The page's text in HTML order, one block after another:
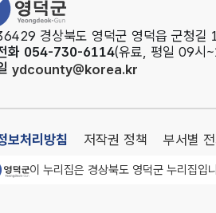
경상북도 영덕군 영덕읍 군청
화 054-730-6114(유료, 평일 09시
ydcounty@korea.kr
보처리방침 저작권 정책 부서별
군청 로고
이 누리집은 경상북도 영덕군 누리집입